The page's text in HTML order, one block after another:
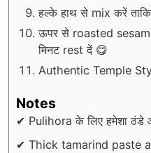
हल्के हाथ से mix करें
ऊपर से roasted
मिनट rest दें 😋
Authentic Temple
Notes
✔ Pulihora के लिए हमेशा ठंडे
✔ Thick tamarind paste